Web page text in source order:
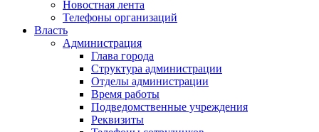
Новостная лента
Телефоны организаций
Власть
Администрация
Глава города
Структура администрации
Отделы администрации
Время работы
Подведомственные учреждения
Реквизиты